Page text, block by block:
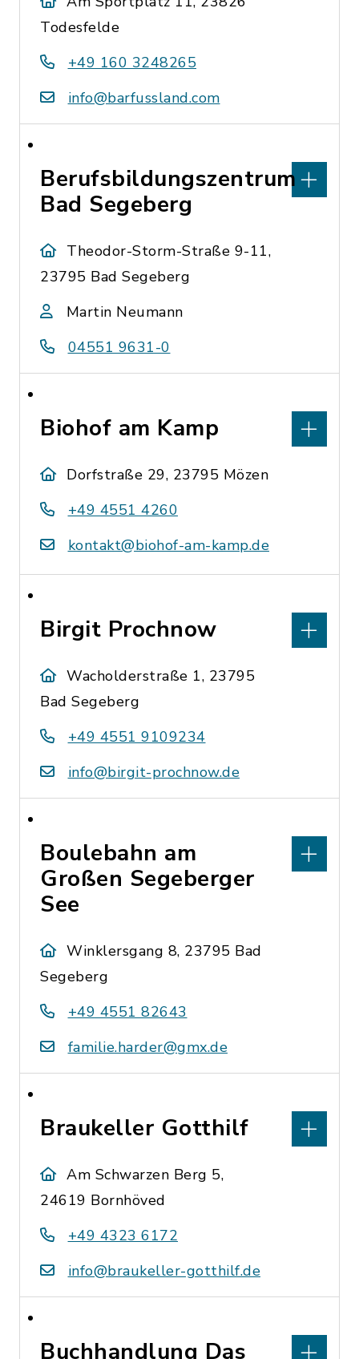
Todesfelde
+49 160 3248265
info@barfussland.com
Berufsbildungszentrum
Bad Segeberg
Theodor-Storm-Straße 9-11,
23795 Bad Segeberg
Martin Neumann
04551 9631-0
Biohof am Kamp
Dorfstraße 29, 23795 Mözen
+49 4551 4260
kontakt@biohof-am-kamp.de
Birgit Prochnow
Wacholderstraße 1, 23795
Bad Segeberg
+49 4551 9109234
info@birgit-prochnow.de
Boulebahn am
Großen Segeberger
See
Winklersgang 8, 23795 Bad
Segeberg
+49 4551 82643
familie.harder@gmx.de
Braukeller Gotthilf
Am Schwarzen Berg 5,
24619 Bornhöved
+49 4323 6172
info@braukeller-gotthilf.de
Buchhandlung Das